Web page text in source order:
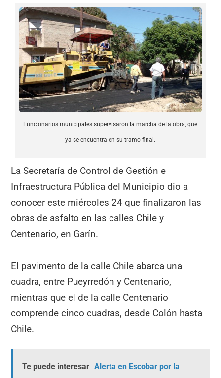
Funcionarios municipales supervisaron la marcha de la obra, que
ya se encuentra en su tramo final.
La Secretaría de Control de Gestión e
Infraestructura Pública del Municipio dio a
conocer este miércoles 24 que finalizaron las
obras de asfalto en las calles Chile y
Centenario, en Garín.
El pavimento de la calle Chile abarca una
cuadra, entre Pueyrredón y Centenario,
mientras que el de la calle Centenario
comprende cinco cuadras, desde Colón hasta
Chile.
Te puede interesar Alerta en Escobar por la